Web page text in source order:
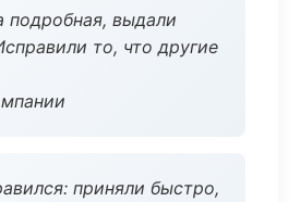
подробная, выдали
то, что другие
приняли быстро,